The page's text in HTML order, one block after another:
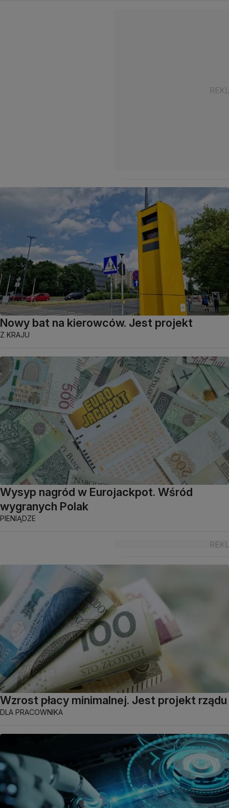
Nowy bat na kierowców. Jest projekt
Z KRAJU
Wysyp nagród w Eurojackpot. Wśród
wygranych Polak
PIENIĄDZE
Wzrost płacy minimalnej. Jest projekt rządu
DLA PRACOWNIKA